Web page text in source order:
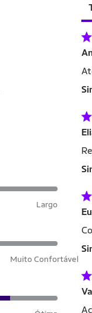
Largo
Muito Confortável